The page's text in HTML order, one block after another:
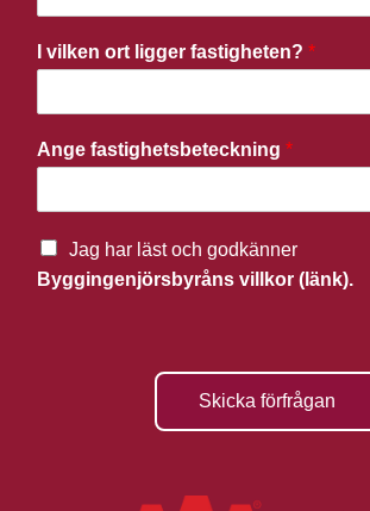
I vilken ort ligger fastigheten? *
Ange fastighetsbeteckning *
Jag har läst och godkänner
Byggingenjörsbyråns villkor (länk).
Skicka förfrågan